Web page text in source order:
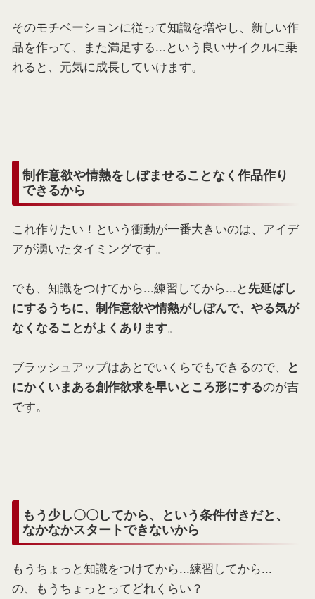
そのモチベーションに従って知識を増やし、新しい作
品を作って、また満足する...という良いサイクルに乗
れると、元気に成長していけます。
制作意欲や情熱をしぼませることなく作品作り
できるから
これ作りたい！という衝動が一番大きいのは、アイデ
アが湧いたタイミングです。
でも、知識をつけてから...練習してから...と先延ばし
にするうちに、制作意欲や情熱がしぼんで、やる気が
なくなることがよくあります。
ブラッシュアップはあとでいくらでもできるので、
と
にかくいまある創作欲求を早いところ形にするのが吉
です。
もう少し〇〇してから、という条件付きだと、
なかなかスタートできないから
もうちょっと知識をつけてから...練習してから...
の、もうちょっとってどれくらい？